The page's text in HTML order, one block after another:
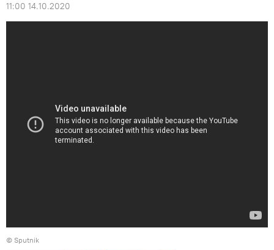
11:00 14.10.2020
© Sputnik